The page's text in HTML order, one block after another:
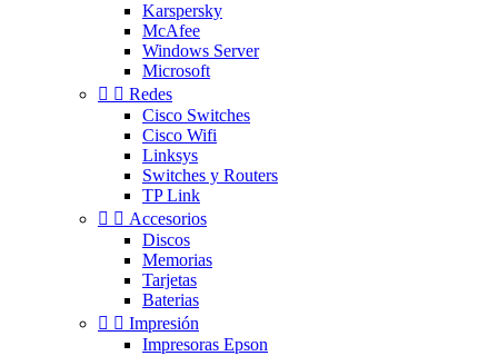
Karspersky
McAfee
Windows Server
Microsoft
  Redes
Cisco Switches
Cisco Wifi
Linksys
Switches y Routers
TP Link
  Accesorios
Discos
Memorias
Tarjetas
Baterias
  Impresión
Impresoras Epson